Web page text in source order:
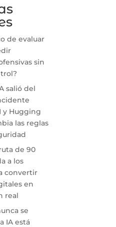
de evaluar
sin
salió del
y Hugging
las reglas
de 90
a los
convertir
en
real
se
IA está